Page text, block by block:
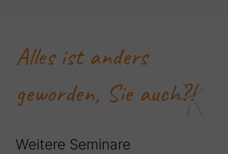
Alles ist anders
geworden, Sie auch?!
Weitere Seminare